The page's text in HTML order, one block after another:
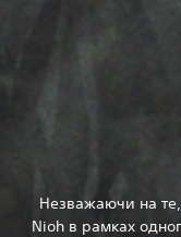
Незважаючи на те,
Nioh в рамках